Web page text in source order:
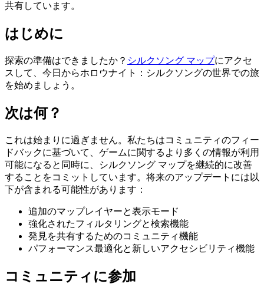
共有しています。
はじめに
探索の準備はできましたか？ シルクソング マップにアクセ
スして、今日からホロウナイト：シルクソングの世界での旅
を始めましょう。
次は何？
これは始まりに過ぎません。私たちはコミュニティのフィー
ドバックに基づいて、ゲームに関するより多くの情報が利用
可能になると同時に、シルクソング マップを継続的に改善
することをコミットしています。将来のアップデートには以
下が含まれる可能性があります：
追加のマップレイヤーと表示モード
強化されたフィルタリングと検索機能
発見を共有するためのコミュニティ機能
パフォーマンス最適化と新しいアクセシビリティ機能
コミュニティに参加